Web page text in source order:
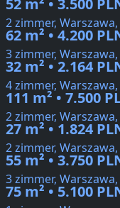
52 m² • 3.500
2 zimmer,
62 m² • 4.200
3 zimmer,
32 m² • 2.164
4 zimmer,
111 m² • 7.500
2 zimmer,
27 m² • 1.824
2 zimmer,
55 m² • 3.750
3 zimmer,
75 m² • 5.100